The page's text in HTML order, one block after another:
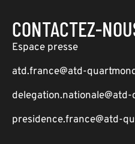
CONTACTEZ-
Espace presse
atd.france@atd-
presidence.france@atd-